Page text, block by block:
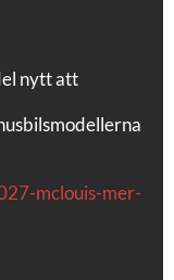
nytt att
mclouis-mer-